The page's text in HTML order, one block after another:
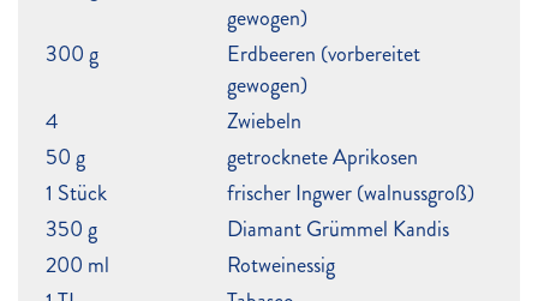
gewogen)
300 g
Erdbeeren (vorbereitet
gewogen)
4
Zwiebeln
50 g
getrocknete Aprikosen
1 Stück
frischer Ingwer (walnussgroß)
350 g
Diamant Grümmel Kandis
200 ml
Rotweinessig